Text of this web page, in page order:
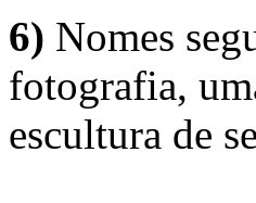
6) Nomes
fotografia,
escultura de